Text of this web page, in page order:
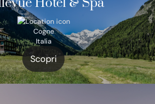
Hotel & Spa
Cogne
Italia
Scopri